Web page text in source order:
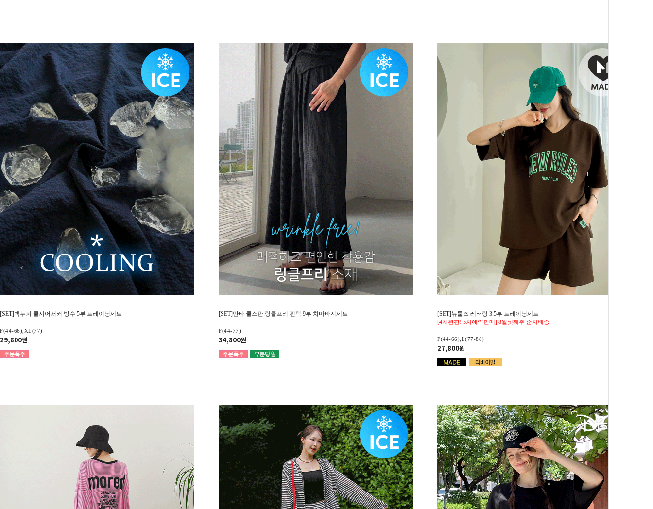
[SET]백누피 쿨시어서커 방수 5부 트레이닝세트
F(44-66),XL(77)
29,800원
[SET]만타 쿨스판 링클프리 핀턱 9부 치마바지세트
F(44-77)
34,800원
[SET]뉴룰즈 레터링 3.5부 트레이닝세트
[4차완판! 5차예약판매] 8월셋째주 순차배송
F(44-66),L(77-88)
27,800원